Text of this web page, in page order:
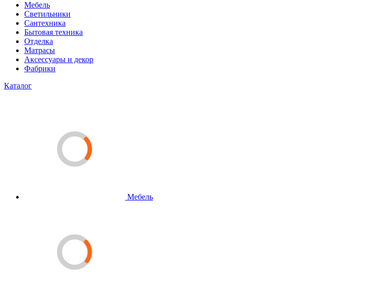
Мебель
Светильники
Сантехника
Бытовая техника
Отделка
Матрасы
Аксессуары и декор
Фабрики
Каталог
Мебель